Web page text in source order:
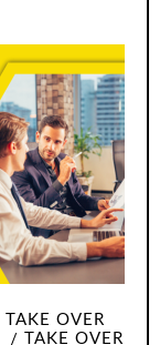
TAKE OVER
TAKE OVER